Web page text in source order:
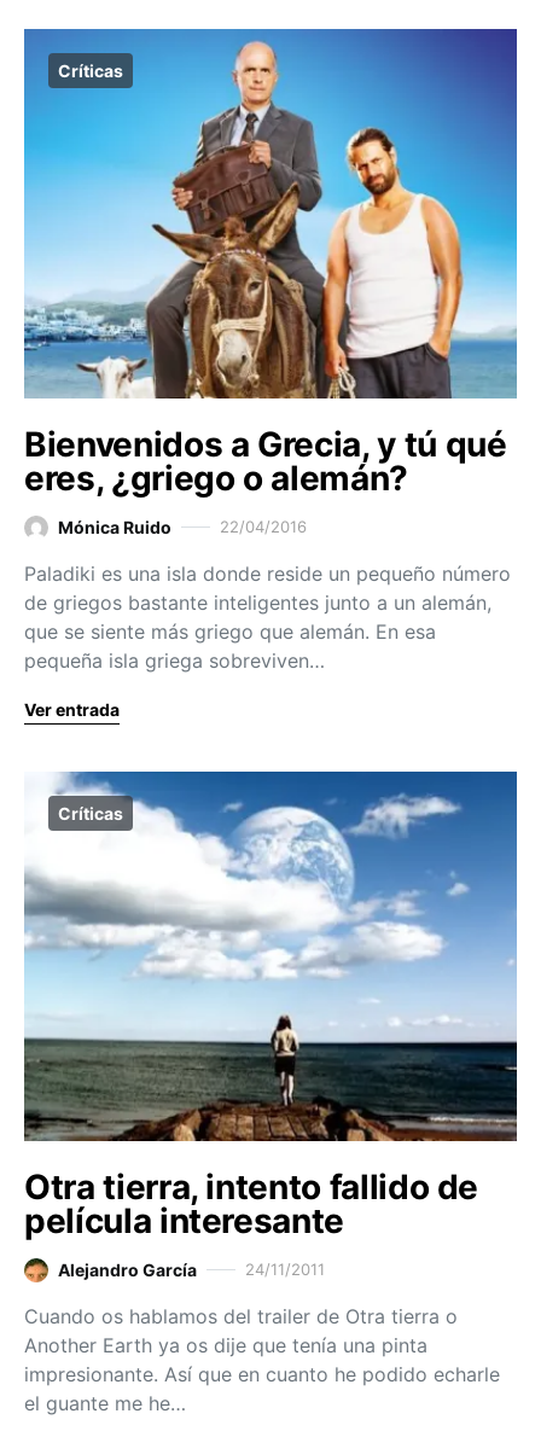
Críticas
Bienvenidos a Grecia, y tú qué
eres, ¿griego o alemán?
Mónica Ruido 22/04/2016
Paladiki es una isla donde reside un pequeño número
de griegos bastante inteligentes junto a un alemán,
que se siente más griego que alemán. En esa
pequeña isla griega sobreviven…
Ver entrada
Críticas
Otra tierra, intento fallido de
película interesante
Alejandro García 24/11/2011
Cuando os hablamos del trailer de Otra tierra o
Another Earth ya os dije que tenía una pinta
impresionante. Así que en cuanto he podido echarle
el guante me he…